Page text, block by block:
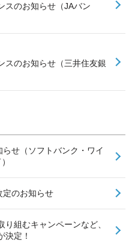
スのお知らせ（JAバン
スのお知らせ（三井住友銀
せ（ソフトバンク・ワイ
定のお知らせ
組むキャンペーンなど、
決定！